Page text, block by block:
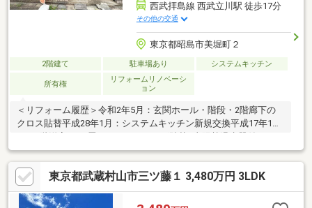
西武拝島線 西武立川駅 徒歩17分
その他の交通
東京都昭島市美堀町２
2階建て 駐車場あり システムキッチン
所有権
リフォームリノベーシ
ョン
＜リフォーム履歴＞令和2年5月：玄関ホール・階段・2階廊下の
クロス貼替平成28年1月：システムキッチン新規交換平成17年1
ております。太陽光を利用してお湯を沸かすため、ガスや電気の
使用量を減らすことができ、光熱費の削減につながります。経済
的、環境的、そして快適な暮らしを求める方にオススメな物件と
なっております。※写真中の家具等の調度品は売買対象ではあり
ません。※エアコン4台有(DK・1階和室・2階洋室約6帖・和室)有
東京都武蔵村山市三ツ藤１ 3,480万円 3LDK